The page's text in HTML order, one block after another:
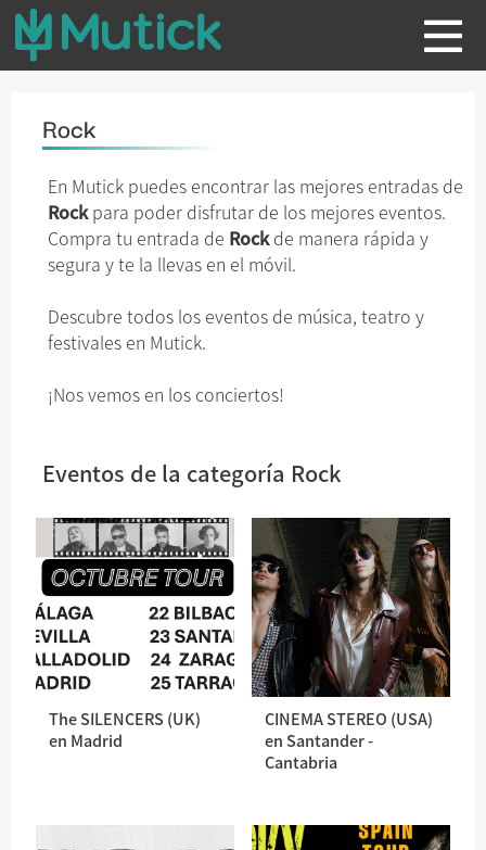
Rock
En Mutick puedes encontrar las mejores entradas de
Rockpara poder disfrutar de los mejores eventos.
Compra tu entrada de Rockde manera rápida y
segura y te la llevas en el móvil.
Descubre todos los eventos de música, teatro y
festivales en Mutick.
¡Nos vemos en los conciertos!
Eventos de la categoría Rock
The SILENCERS (UK)
en Madrid
CINEMA STEREO (USA)
en Santander -
Cantabria